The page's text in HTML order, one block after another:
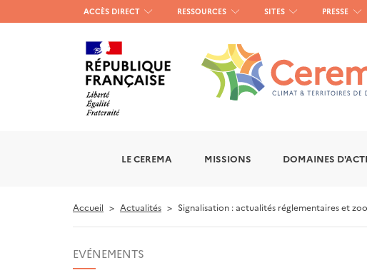
Menu
haut
gauche
ACCÈS DIRECT RESSOURCES SITES PRESSE
LE CEREMA MISSIONS DOMAINES
Accueil Actualités Signalisation : actualités réglementaires et
EVÉNEMENTS